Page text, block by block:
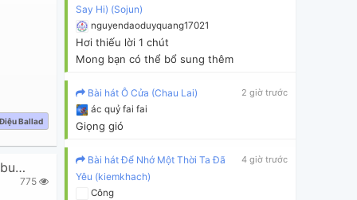
Gm7
Điệu Ballad
buitruonglinh
775
Say Hi) (Sojun)
nguyendaoduyquang17021
Hơi thiếu lời 1 chút
2 giờ trước
Bài hát Ô Cửa (Chau Lai)
ác quỷ fai fai
Giọng gió
4 giờ trước
Bài hát Để Nhớ Một Thời Ta Đã
Yêu (kiemkhach)
Công